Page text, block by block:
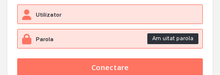
Am uitat parola